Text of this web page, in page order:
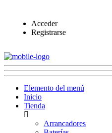
Acceder
Registrarse
Elemento del menú
Inicio
Tienda
Arrancadores